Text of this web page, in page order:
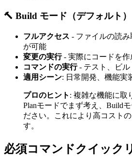
🔨 Build モード（デフォルト）
フルアクセス - ファイルの読
が可能
変更の実行- 実際にコードを
コマンドの実行- テスト、ビル
適用シーン: 日常開発、機能実
プロのヒント : 複雑な機能に取
Planモードでまず考え、Build
ださい。これにより高コスト
す。
必須コマンドクイック